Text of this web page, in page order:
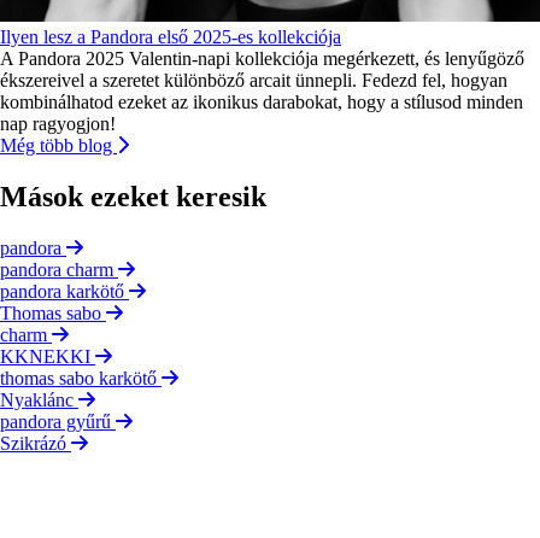
Ilyen lesz a Pandora első 2025-es kollekciója
A Pandora 2025 Valentin-napi kollekciója megérkezett, és lenyűgöző
ékszereivel a szeretet különböző arcait ünnepli. Fedezd fel, hogyan
kombinálhatod ezeket az ikonikus darabokat, hogy a stílusod minden
nap ragyogjon!
Még több blog
Mások ezeket keresik
pandora
pandora charm
pandora karkötő
Thomas sabo
charm
KKNEKKI
thomas sabo karkötő
Nyaklánc
pandora gyűrű
Szikrázó